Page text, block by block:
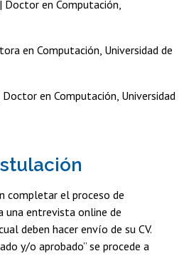
| Doctor en Computación,
en Computación, Universidad de
Doctor en Computación, Universidad
completar el proceso de
una entrevista online de
deben hacer envío de su CV.
y/o aprobado” se procede a